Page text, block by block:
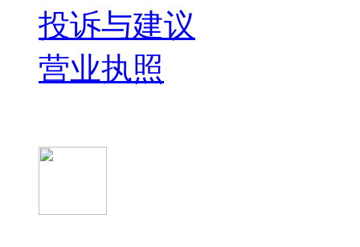
投诉与建议
营业执照